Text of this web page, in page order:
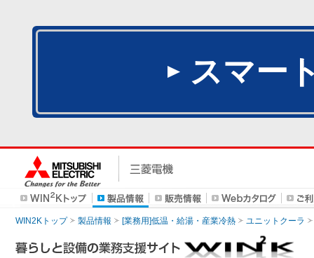
スマー
WIN2Kトップ 製品情報 [業務用]低温・給湯・産業冷熱 ユニットクーラ